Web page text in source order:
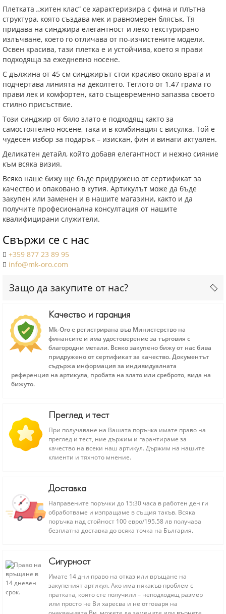
Плетката „житен клас“ се характеризира с фина и плътна
структура, която създава мек и равномерен блясък. Тя
придава на синджира елегантност и леко текстурирано
излъчване, което го отличава от по-изчистените модели.
Освен красива, тази плетка е и устойчива, което я прави
подходяща за ежедневно носене.
С дължина от 45 см синджирът стои красиво около врата и
подчертава линията на деколтето. Теглото от 1.47 грама го
прави лек и комфортен, като същевременно запазва своето
стилно присъствие.
Този синджир от бяло злато е подходящ както за
самостоятелно носене, така и в комбинация с висулка. Той е
чудесен избор за подарък – изискан, фин и винаги актуален.
Деликатен детайл, който добавя елегантност и нежно сияние
към всяка визия.
Всяко наше бижу ще бъде придружено от сертификат за
качество и опаковано в кутия. Артикулът може да бъде
закупен или заменен и в нашите магазини, както и да
получите професионална консултация от нашите
квалифицирани служители.
Свържи се с нас
+359 877 23 89 95
info@mk-oro.com
Защо да закупите от нас?
Качество и гаранция
Mk-Oro е регистрирана във Министерство на
финансите и има удостоверение за търговия с
благородни метали. Всяко закупено бижу от нас бива
придружено от сертификат за качество. Документът
съдържа информация за индивидуалната
референция на артикула, пробата на злато или среброто, вида на
бижуто.
Преглед и тест
При получаване на Вашата поръчка имате право на
преглед и тест, ние държим и гарантираме за
качество на всеки наш артикул. Държим на нашите
клиенти и тяхното мнение.
Доставка
Направените поръчки до 15:30 часа в работен ден ги
обработваме и изпращаме в същия такъв. Всяка
поръчка над стойност 100 евро/195.58 лв получава
безплатна доставка до всяка точка на България.
Сигурност
Имате 14 дни право на отказ или връщане на
закупеният артикул. Ако има някакъв проблем с
пратката, която сте получили – неподходящ размер
или просто не Ви харесва и не отговаря на